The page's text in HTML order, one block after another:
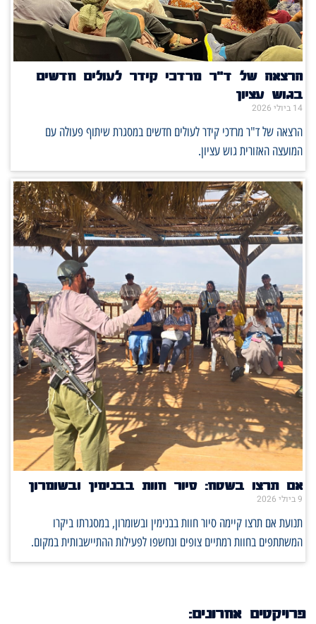
הרצאה של ד"ר מרדכי קידר לעולים חדשים
בגוש עציון
14 ביולי 2026
הרצאה של ד"ר מרדכי קידר לעולים חדשים במסגרת שיתוף פעולה עם
המועצה האזורית גוש עציון.
אם תרצו בשטח: סיור חוות בבנימין ובשומרון
9 ביולי 2026
תנועת אם תרצו קיימה סיור חוות בבנימין ובשומרון, במסגרתו ביקרו
המשתתפים בחוות רמתיים צופים ונחשפו לפעילות ההתיישבותית במקום.
פרויקטים אחרונים: